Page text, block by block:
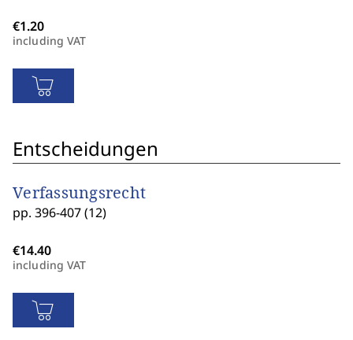
including VAT
Entscheidungen
Verfassungsrecht
pp. 396-407 (12)
including VAT